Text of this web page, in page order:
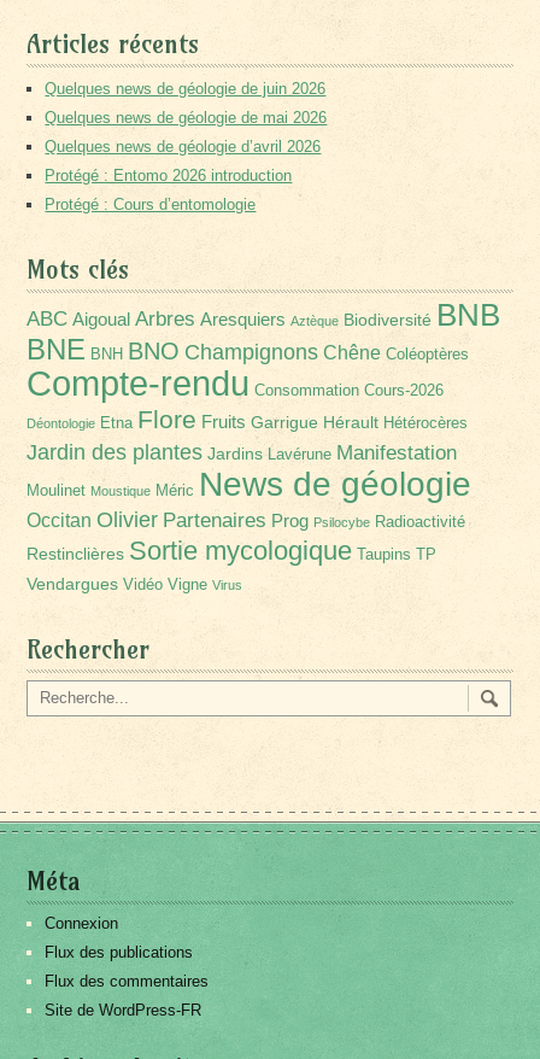
Articles récents
Quelques news de géologie de juin 2026
Quelques news de géologie de mai 2026
Quelques news de géologie d’avril 2026
Protégé : Entomo 2026 introduction
Protégé : Cours d’entomologie
Mots clés
ABC Aigoual Arbres Aresquiers Aztèque Biodiversité BNB
BNE BNH BNO Champignons Chêne Coléoptères
Compte-rendu Consommation Cours-2026
Déontologie Etna Flore Fruits Garrigue Hérault Hétérocères
Jardin des plantes Jardins Lavérune Manifestation
Moulinet Moustique Méric News de géologie
Occitan Olivier Partenaires Prog Psilocybe Radioactivité
Restinclières Sortie mycologique Taupins TP
Vendargues Vidéo Vigne Virus
Rechercher
Méta
Connexion
Flux des publications
Flux des commentaires
Site de WordPress-FR